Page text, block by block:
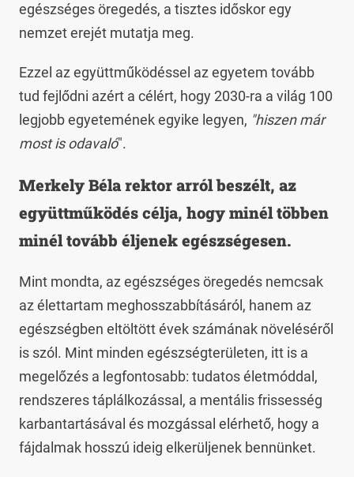
egészséges öregedés, a tisztes időskor egy
nemzet erejét mutatja meg.
Ezzel az együttműködéssel az egyetem tovább
tud fejlődni azért a célért, hogy 2030-ra a világ 100
legjobb egyetemének egyike legyen, "hiszen már
most is odavaló".
Merkely Béla rektor arról beszélt, az
együttműködés célja, hogy minél többen
minél tovább éljenek egészségesen.
Mint mondta, az egészséges öregedés nemcsak
az élettartam meghosszabbításáról, hanem az
egészségben eltöltött évek számának növeléséről
is szól. Mint minden egészségterületen, itt is a
megelőzés a legfontosabb: tudatos életmóddal,
rendszeres táplálkozással, a mentális frissesség
karbantartásával és mozgással elérhető, hogy a
fájdalmak hosszú ideig elkerüljenek bennünket.